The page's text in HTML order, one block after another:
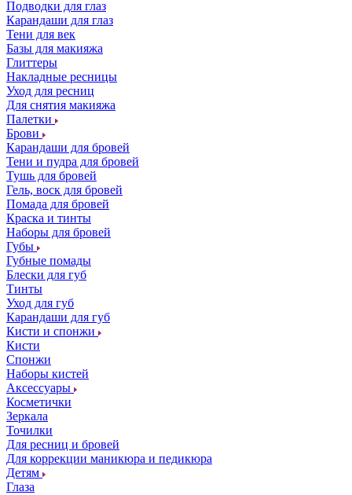
Подводки для глаз
Карандаши для глаз
Тени для век
Базы для макияжа
Глиттеры
Накладные ресницы
Уход для ресниц
Для снятия макияжа
Палетки
Брови
Карандаши для бровей
Тени и пудра для бровей
Тушь для бровей
Гель, воск для бровей
Помада для бровей
Краска и тинты
Наборы для бровей
Губы
Губные помады
Блески для губ
Тинты
Уход для губ
Карандаши для губ
Кисти и спонжи
Кисти
Спонжи
Наборы кистей
Аксессуары
Косметички
Зеркала
Точилки
Для ресниц и бровей
Для коррекции маникюра и педикюра
Детям
Глаза